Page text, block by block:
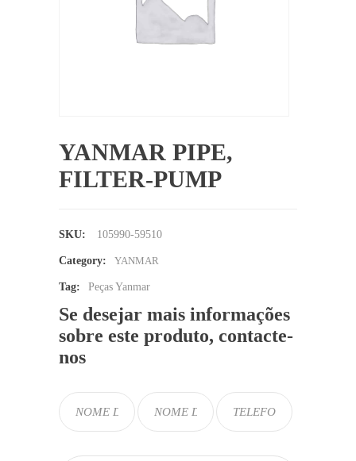
YANMAR PIPE,
FILTER-PUMP
SKU: 105990-59510
Category: YANMAR
Tag: Peças Yanmar
Se desejar mais informações
sobre este produto, contacte-
nos